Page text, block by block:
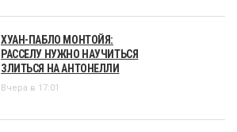
ХУАН-ПАБЛО МОНТОЙЯ:
РАССЕЛУ НУЖНО НАУЧИТЬСЯ
ЗЛИТЬСЯ НА АНТОНЕЛЛИ
Вчера в 17:01